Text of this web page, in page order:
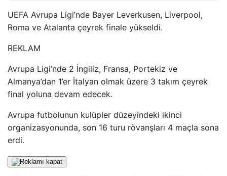
UEFA Avrupa Ligi’nde Bayer Leverkusen, Liverpool,
Roma ve Atalanta çeyrek finale yükseldi.
REKLAM
Avrupa Ligi’nde 2 İngiliz, Fransa, Portekiz ve
Almanya’dan 1’er İtalyan olmak üzere 3 takım çeyrek
final yoluna devam edecek.
Avrupa futbolunun kulüpler düzeyindeki ikinci
organizasyonunda, son 16 turu rövanşları 4 maçla sona
erdi.